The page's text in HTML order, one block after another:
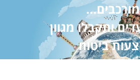
מורכבים...
ותקבלו מגוון
ביטוח